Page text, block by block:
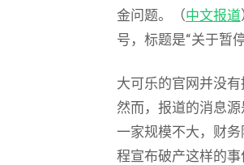
金问题。（中文报道
号，标题是“关于暂
大可乐的官网并没
然而，报道的消息
一家规模不大，财
程宣布破产这样的事